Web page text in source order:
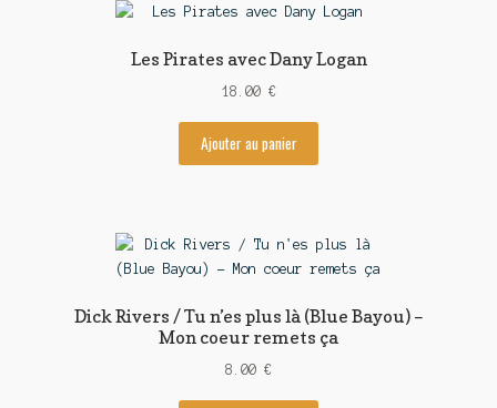
Les Pirates avec Dany Logan
18.00 €
Ajouter au panier
Dick Rivers / Tu n’es plus là (Blue Bayou) –
Mon coeur remets ça
8.00 €